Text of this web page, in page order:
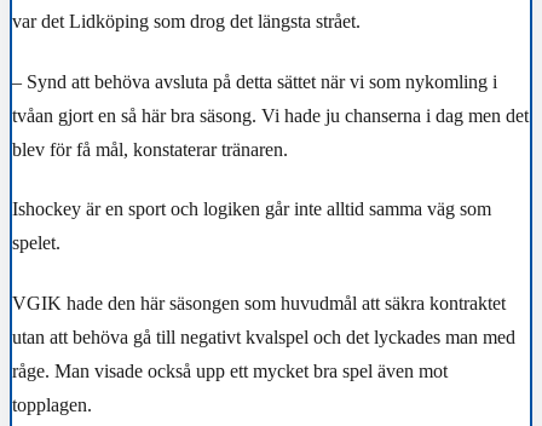
var det Lidköping som drog det längsta strået.
– Synd att behöva avsluta på detta sättet när vi som nykomling i
tvåan gjort en så här bra säsong. Vi hade ju chanserna i dag men det
blev för få mål, konstaterar tränaren.
Ishockey är en sport och logiken går inte alltid samma väg som
spelet.
VGIK hade den här säsongen som huvudmål att säkra kontraktet
utan att behöva gå till negativt kvalspel och det lyckades man med
råge. Man visade också upp ett mycket bra spel även mot
topplagen.